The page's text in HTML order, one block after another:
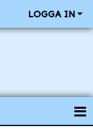
LOGGA IN